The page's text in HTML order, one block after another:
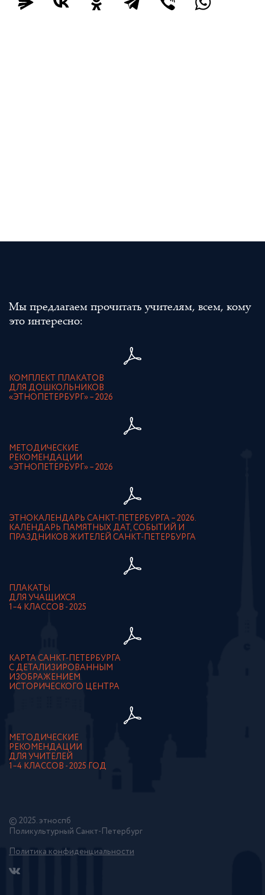
Мы предлагаем прочитать учителям, всем, кому
это интересно:
КОМПЛЕКТ ПЛАКАТОВ
ДЛЯ ДОШКОЛЬНИКОВ
«ЭТНОПЕТЕРБУРГ» – 2026
МЕТОДИЧЕСКИЕ
РЕКОМЕНДАЦИИ
«ЭТНОПЕТЕРБУРГ» – 2026
ЭТНОКАЛЕНДАРЬ САНКТ-ПЕТЕРБУРГА – 2026.
КАЛЕНДАРЬ ПАМЯТНЫХ ДАТ, СОБЫТИЙ И
ПРАЗДНИКОВ ЖИТЕЛЕЙ САНКТ-ПЕТЕРБУРГА
ПЛАКАТЫ
ДЛЯ УЧАЩИХСЯ
1–4 КЛАССОВ - 2025
КАРТА САНКТ-ПЕТЕРБУРГА
С ДЕТАЛИЗИРОВАННЫМ
ИЗОБРАЖЕНИЕМ
ИСТОРИЧЕСКОГО ЦЕНТРА
МЕТОДИЧЕСКИЕ
РЕКОМЕНДАЦИИ
ДЛЯ УЧИТЕЛЕЙ
1–4 КЛАССОВ - 2025 ГОД
© 2025. этноспб
Поликультурный Санкт-Петербург
Политика конфиденциальности